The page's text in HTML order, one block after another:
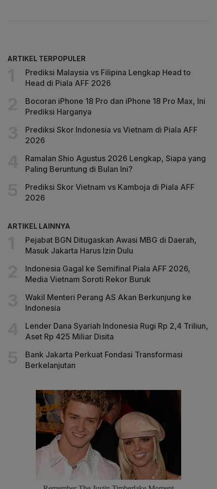
ARTIKEL TERPOPULER
Prediksi Malaysia vs Filipina Lengkap Head to
Head di Piala AFF 2026
Bocoran iPhone 18 Pro dan iPhone 18 Pro Max, Ini
Prediksi Harganya
Prediksi Skor Indonesia vs Vietnam di Piala AFF
2026
Ramalan Shio Agustus 2026 Lengkap, Siapa yang
Paling Beruntung di Bulan Ini?
Prediksi Skor Vietnam vs Kamboja di Piala AFF
2026
ARTIKEL LAINNYA
Pejabat BGN Ditugaskan Awasi MBG di Daerah,
Masuk Jakarta Harus Izin Dulu
Indonesia Gagal ke Semifinal Piala AFF 2026,
Media Vietnam Soroti Rekor Buruk
Wakil Menteri Perang AS Akan Berkunjung ke
Indonesia
Lender Dana Syariah Indonesia Rugi Rp 2,4 Triliun,
Aset Rp 425 Miliar Disita
Bank Jakarta Perkuat Fondasi Transformasi
Berkelanjutan